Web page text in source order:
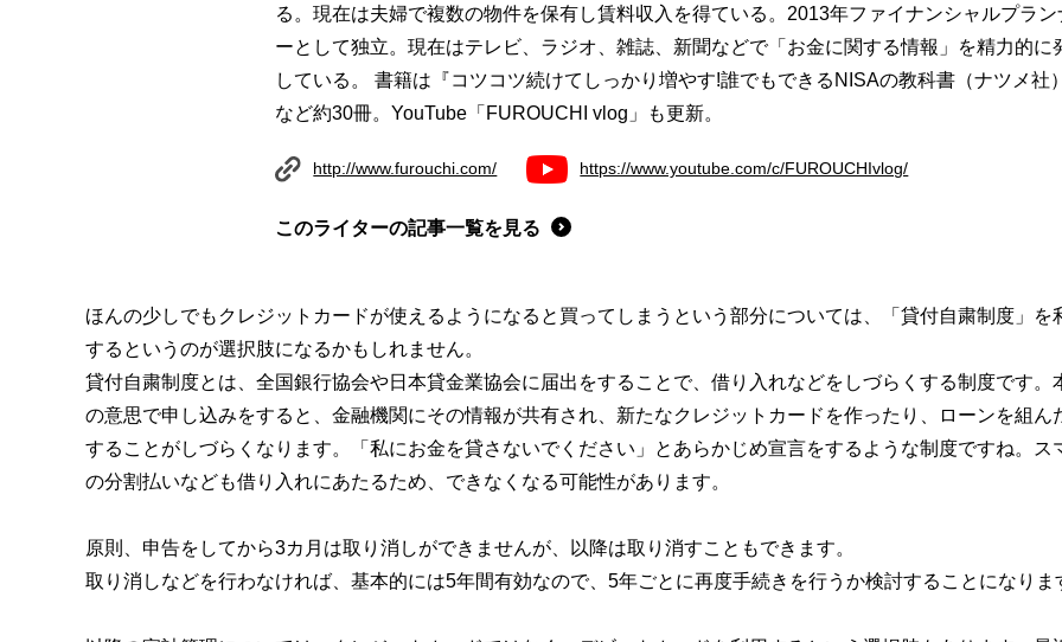
る。現在は夫婦で複数の物件を保有し賃料収入を得ている。2013年ファイナンシャルプラン
ーとして独立。現在はテレビ、ラジオ、雑誌、新聞などで「お金に関する情報」を精力的に
している。 書籍は『コツコツ続けてしっかり増やす!誰でもできるNISAの教科書（ナツメ社
など約30冊。YouTube「FUROUCHI vlog」も更新。
http://www.furouchi.com/ https://www.youtube.com/c/FUROUCHIvlog/
このライターの記事一覧を見る
ほんの少しでもクレジットカードが使えるようになると買ってしまうという部分については、「貸付自粛制度」を
するというのが選択肢になるかもしれません。
貸付自粛制度とは、全国銀行協会や日本貸金業協会に届出をすることで、借り入れなどをしづらくする制度です。
の意思で申し込みをすると、金融機関にその情報が共有され、新たなクレジットカードを作ったり、ローンを組ん
することがしづらくなります。「私にお金を貸さないでください」とあらかじめ宣言をするような制度ですね。ス
の分割払いなども借り入れにあたるため、できなくなる可能性があります。
原則、申告をしてから3カ月は取り消しができませんが、以降は取り消すこともできます。
取り消しなどを行わなければ、基本的には5年間有効なので、5年ごとに再度手続きを行うか検討することになりま